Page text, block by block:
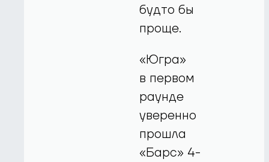
будто бы
проще.
«Югра»
в первом
раунде
уверенно
прошла
«Барс» 4-